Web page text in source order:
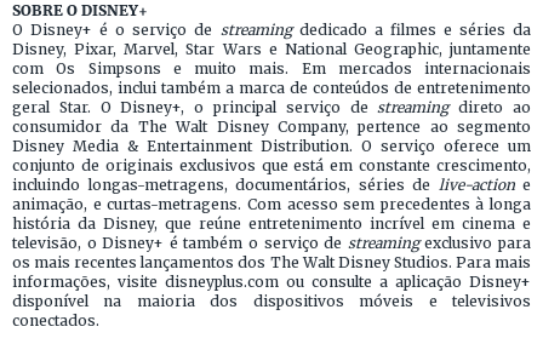
SOBRE O DISNEY+
O Disney+ é o serviço de streamingdedicado a filmes e séries da
Disney, Pixar, Marvel, Star Wars e National Geographic, juntamente
com Os Simpsons e muito mais. Em mercados internacionais
selecionados, inclui também a marca de conteúdos de entretenimento
geral Star. O Disney+, o principal serviço destreamingdireto ao
consumidor da The Walt Disney Company, pertence ao segmento
Disney Media & Entertainment Distribution. O serviço oferece um
conjunto de originais exclusivos que está em constante crescimento,
incluindo longas-metragens, documentários, séries de live-actione
animação, e curtas-metragens. Com acesso sem precedentes à longa
história da Disney, que reúne entretenimento incrível em cinema e
televisão, o Disney+ é também o serviço de streamingexclusivo para
os mais recentes lançamentos dos The Walt Disney Studios. Para mais
informações, visite disneyplus.com ou consulte a aplicação Disney+
disponível na maioria dos dispositivos móveis e televisivos
conectados.